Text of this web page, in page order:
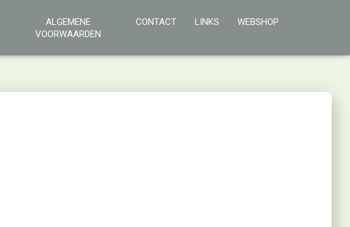
ALGEMENE
VOORWAARDEN
CONTACT LINKS WEBSHOP